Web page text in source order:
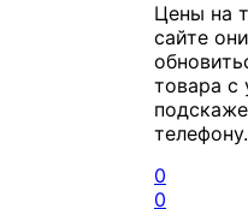
Цены на
сайте
товара с
телефону.
0
0